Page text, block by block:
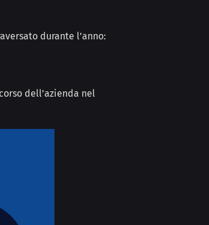
durante l’anno:
dell’azienda nel